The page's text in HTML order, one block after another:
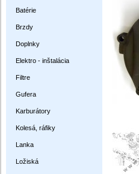
Batérie
Brzdy
Doplnky
Elektro - inštalácia
Filtre
Gufera
Karburátory
Kolesá, ráfiky
Lanka
Ložiská